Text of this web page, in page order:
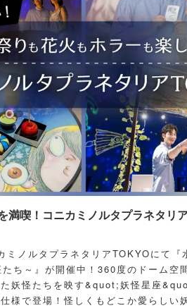
満喫！コニカミノルタプラネタリ
ノルタプラネタリアTOKYOにて『
ち～』が開催中！360度のドーム空
妖怪たちを映す&quot;妖怪星座
様で登場！怪しくもどこか愛らしい